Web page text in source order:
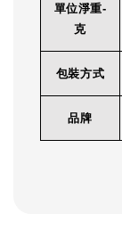
單位淨重-
克
包裝方式
品牌